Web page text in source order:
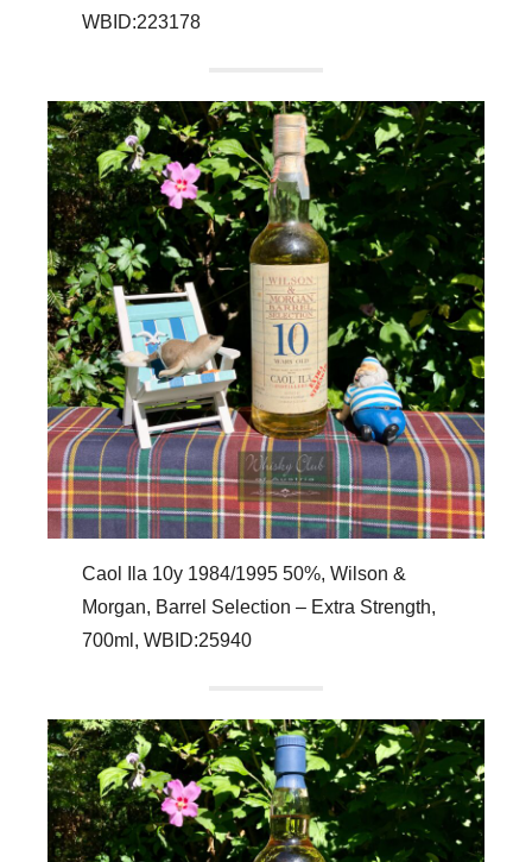
WBID:223178
Caol Ila 10y 1984/1995 50%, Wilson &
Morgan, Barrel Selection – Extra Strength,
700ml, WBID:25940